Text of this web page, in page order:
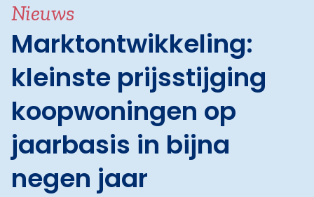
Nieuws
Marktontwikkeling:
kleinste prijsstijging
koopwoningen op
jaarbasis in bijna
negen jaar